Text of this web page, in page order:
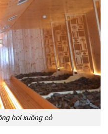
hơi xuồng cỏ